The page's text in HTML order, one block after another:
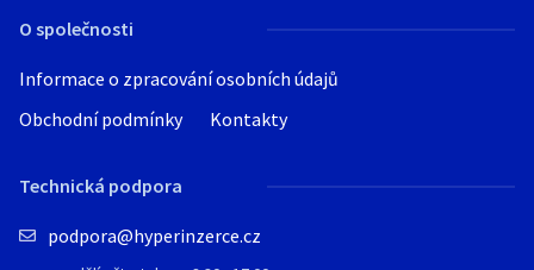
O společnosti
Informace o zpracování osobních údajů
Obchodní podmínky
Kontakty
Technická podpora
podpora@hyperinzerce.cz